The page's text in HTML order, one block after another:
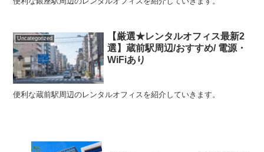
Uncategorized
【厳選★レンタルオフィス最新2
選】蔵前駅周辺/おすすめ/ 電源・
WiFiあり
便利な蔵前駅周辺のレンタルオフィスを紹介していきます。